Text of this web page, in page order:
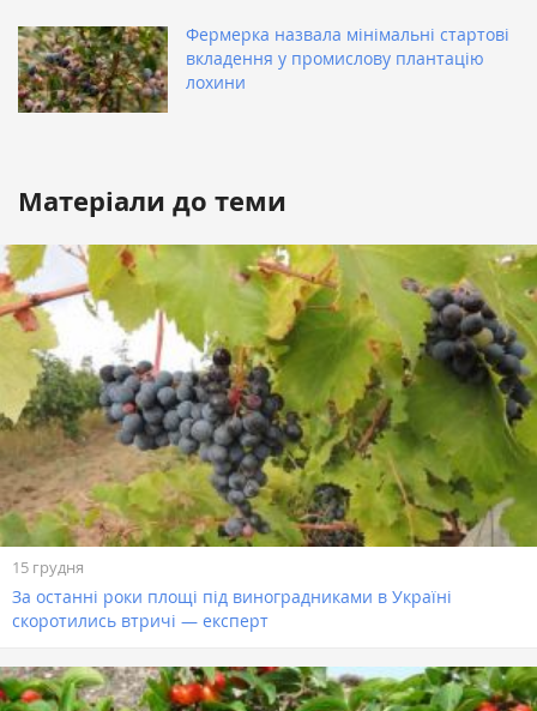
Фермерка назвала мінімальні стартові
вкладення у промислову плантацію
лохини
Матеріали до теми
15 грудня
За останні роки площі під виноградниками в Україні
скоротились втричі — експерт